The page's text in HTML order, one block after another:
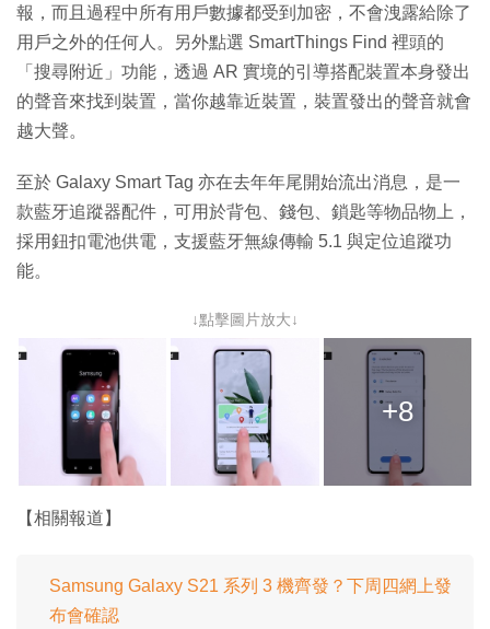
報，而且過程中所有用戶數據都受到加密，不會洩露給除了
用戶之外的任何人。另外點選 SmartThings Find 裡頭的
「搜尋附近」功能，透過 AR 實境的引導搭配裝置本身發出
的聲音來找到裝置，當你越靠近裝置，裝置發出的聲音就會
越大聲。
至於 Galaxy Smart Tag 亦在去年年尾開始流出消息，是一
款藍牙追蹤器配件，可用於背包、錢包、鎖匙等物品物上，
採用鈕扣電池供電，支援藍牙無線傳輸 5.1 與定位追蹤功
能。
↓點擊圖片放大↓
+8
【相關報道】
Samsung Galaxy S21 系列 3 機齊發？下周四網上發
布會確認